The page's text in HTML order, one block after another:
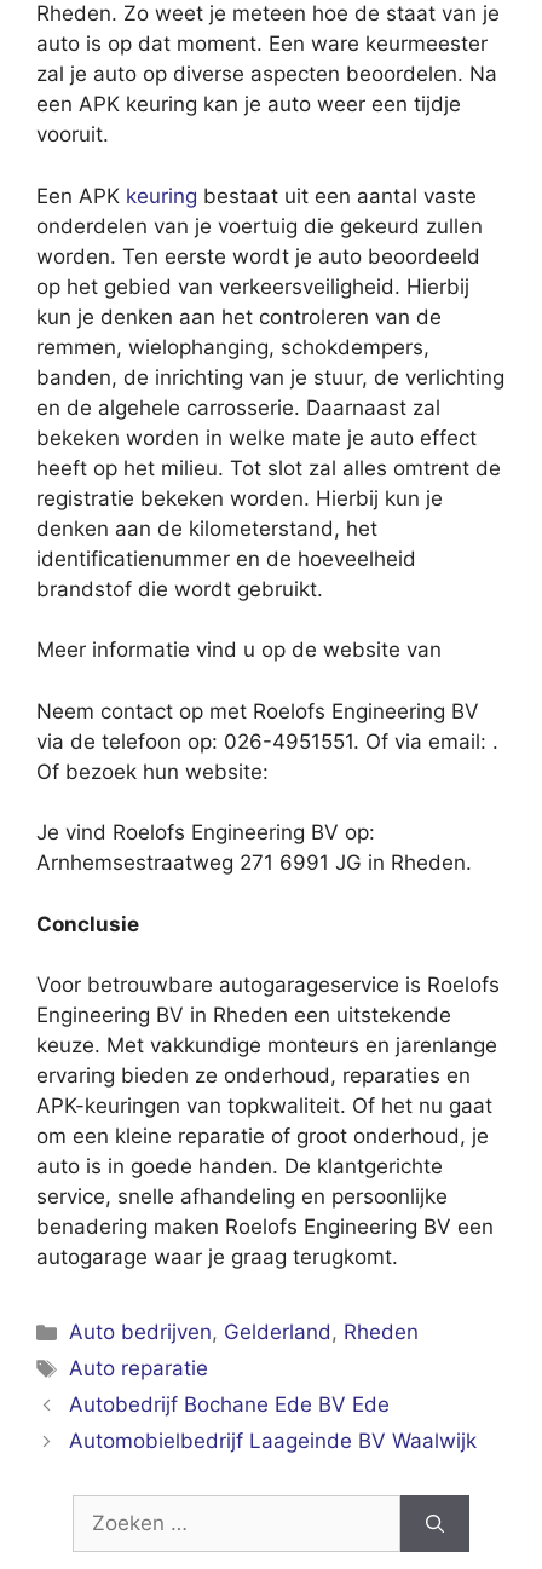
Rheden. Zo weet je meteen hoe de staat van je
auto is op dat moment. Een ware keurmeester
zal je auto op diverse aspecten beoordelen. Na
een APK keuring kan je auto weer een tijdje
vooruit.
Een APK keuring bestaat uit een aantal vaste
onderdelen van je voertuig die gekeurd zullen
worden. Ten eerste wordt je auto beoordeeld
op het gebied van verkeersveiligheid. Hierbij
kun je denken aan het controleren van de
remmen, wielophanging, schokdempers,
banden, de inrichting van je stuur, de verlichting
en de algehele carrosserie. Daarnaast zal
bekeken worden in welke mate je auto effect
heeft op het milieu. Tot slot zal alles omtrent de
registratie bekeken worden. Hierbij kun je
denken aan de kilometerstand, het
identificatienummer en de hoeveelheid
brandstof die wordt gebruikt.
Meer informatie vind u op de website van
Neem contact op met Roelofs Engineering BV
via de telefoon op: 026-4951551. Of via email: .
Of bezoek hun website:
Je vind Roelofs Engineering BV op:
Arnhemsestraatweg 271 6991 JG in Rheden.
Conclusie
Voor betrouwbare autogarageservice is Roelofs
Engineering BV in Rheden een uitstekende
keuze. Met vakkundige monteurs en jarenlange
ervaring bieden ze onderhoud, reparaties en
APK-keuringen van topkwaliteit. Of het nu gaat
om een kleine reparatie of groot onderhoud, je
auto is in goede handen. De klantgerichte
service, snelle afhandeling en persoonlijke
benadering maken Roelofs Engineering BV een
autogarage waar je graag terugkomt.
Categorieën
Auto bedrijven, Gelderland, Rheden
Tags
Auto reparatie
Autobedrijf Bochane Ede BV Ede
Automobielbedrijf Laageinde BV Waalwijk
Zoek